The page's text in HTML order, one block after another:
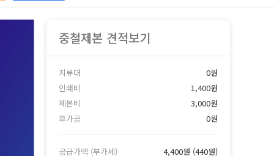
중철제본 견적보기
지류대
0원
인쇄비
1,400원
제본비
3,000원
후가공
0원
공급가액 (부가세) 4,400원 (440원)